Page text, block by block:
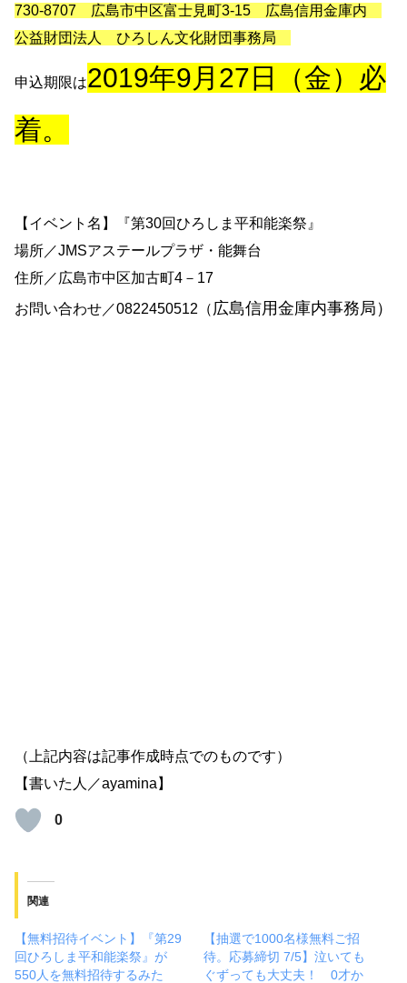
730-8707 広島市中区富士見町3-15 広島信用金庫内
公益財団法人 ひろしん文化財団事務局
申込期限は2019年9月27日（金）必
着。
【イベント名】『第30回ひろしま平和能楽祭』
場所／JMSアステールプラザ・能舞台
住所／広島市中区加古町4－17
お問い合わせ／0822450512 （ 広島信用金庫内事務局）
（上記内容は記事作成時点でのものです）
【書いた人／ayamina】
0
関連
【無料招待イベント】『第29
回ひろしま平和能楽祭』が
550人を無料招待するみた
【抽選で1000名様無料ご招
待。応募締切 7/5】泣いても
ぐずっても大丈夫！ 0才か